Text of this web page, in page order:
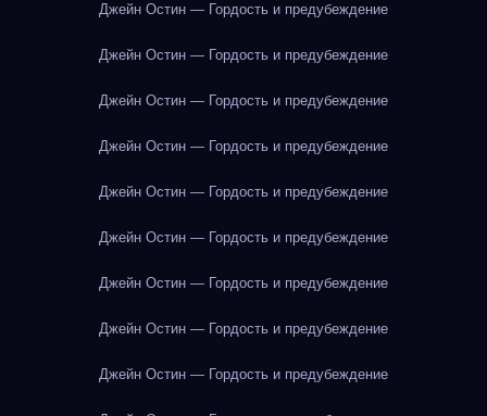
Джейн Остин — Гордость и предубеждение
Джейн Остин — Гордость и предубеждение
Джейн Остин — Гордость и предубеждение
Джейн Остин — Гордость и предубеждение
Джейн Остин — Гордость и предубеждение
Джейн Остин — Гордость и предубеждение
Джейн Остин — Гордость и предубеждение
Джейн Остин — Гордость и предубеждение
Джейн Остин — Гордость и предубеждение